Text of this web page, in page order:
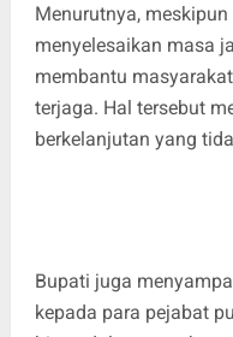
Menurutnya,
menyelesaikan masa
membantu
terjaga. Hal tersebut
berkelanjutan yang
Bupati juga
kepada para pejabat